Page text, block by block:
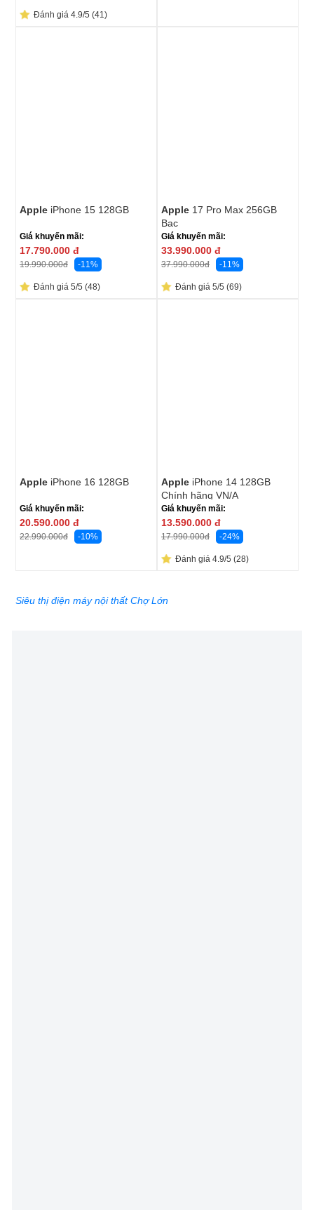
Đánh giá 4.9/5 (41)
Apple iPhone 15 128GB
Giá khuyến mãi:
17.790.000 đ
19.990.000đ -11%
Đánh giá 5/5 (48)
Apple 17 Pro Max 256GB
Bạc
Giá khuyến mãi:
33.990.000 đ
37.990.000đ -11%
Đánh giá 5/5 (69)
Apple iPhone 16 128GB
Giá khuyến mãi:
20.590.000 đ
22.990.000đ -10%
Apple iPhone 14 128GB
Chính hãng VN/A
Giá khuyến mãi:
13.590.000 đ
17.990.000đ -24%
Đánh giá 4.9/5 (28)
Siêu thị điện máy nội thất Chợ Lớn